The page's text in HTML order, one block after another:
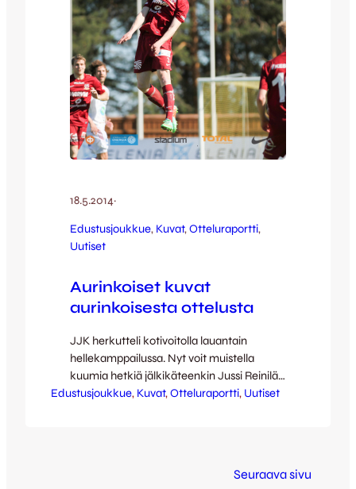
18.5.2014·
Edustusjoukkue, Kuvat, Otteluraportti
Uutiset
Aurinkoiset kuvat
aurinkoisesta ottelusta
JJK herkutteli kotivoitolla lauantain
hellekamppailussa. Nyt voit muistella
kuumia hetkiä jälkikäteenkin Jussi Reinilän
hienojen valokuvien siivittämänä! [envira-
klo 18:30 aina aurinkoisella Harjulla,
Edustusjoukkue, Kuvat, Otteluraportti, Uutiset
Seuraava sivu